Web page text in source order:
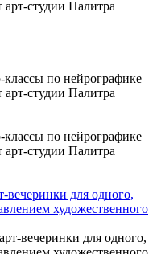
вечеринки для одного,
художественного